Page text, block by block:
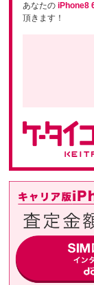
あなたのiPhone8
頂きます！